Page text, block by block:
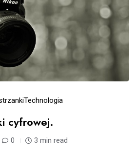
Technologia
cyfrowej.
0 3 min read